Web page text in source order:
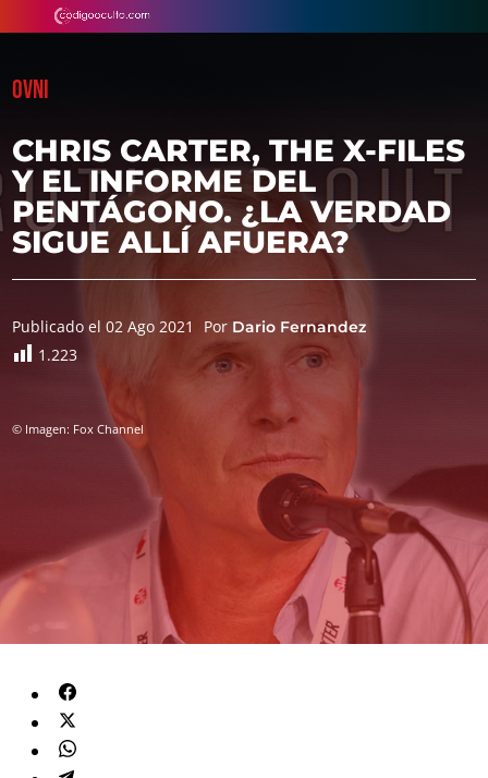
OVNI
CHRIS CARTER, THE X-FILES
Y EL INFORME DEL
PENTÁGONO. ¿LA VERDAD
SIGUE ALLÍ AFUERA?
Publicado el 02 Ago 2021 Por Dario Fernandez
1.223
© Imagen: Fox Channel